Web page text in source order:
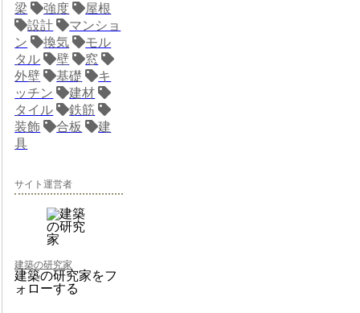
梁
強度
屋根
設計
マンショ
ン
換気
モル
タル
壁
窓
外壁
基礎
キ
ッチン
建材
タイル
鉄筋
装飾
合板
建
具
サイト運営者
建築の研究家
建築の研究家をフ
ォローする